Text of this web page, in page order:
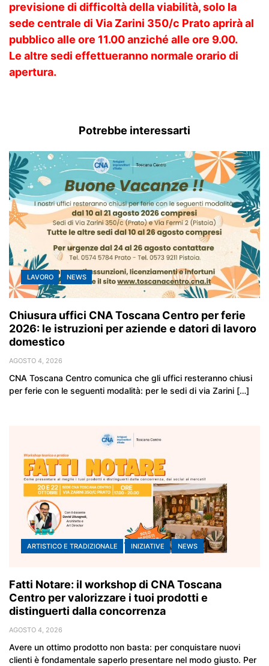
previsione di difficoltà della viabilità, solo la
sede centrale di Via Zarini 350/c Prato aprirà al
pubblico alle ore 11.00 anziché alle ore 9.00.
Le altre sedi effettueranno normale orario di
apertura.
Potrebbe interessarti
LAVORO NEWS
Chiusura uffici CNA Toscana Centro per ferie
2026: le istruzioni per aziende e datori di lavoro
domestico
AGOSTO 4, 2026
CNA Toscana Centro comunica che gli uffici resteranno chiusi
per ferie con le seguenti modalità: per le sedi di via Zarini […]
ARTISTICO E TRADIZIONALE INIZIATIVE NEWS
Fatti Notare: il workshop di CNA Toscana
Centro per valorizzare i tuoi prodotti e
distinguerti dalla concorrenza
AGOSTO 4, 2026
Avere un ottimo prodotto non basta: per conquistare nuovi
clienti è fondamentale saperlo presentare nel modo giusto. Per